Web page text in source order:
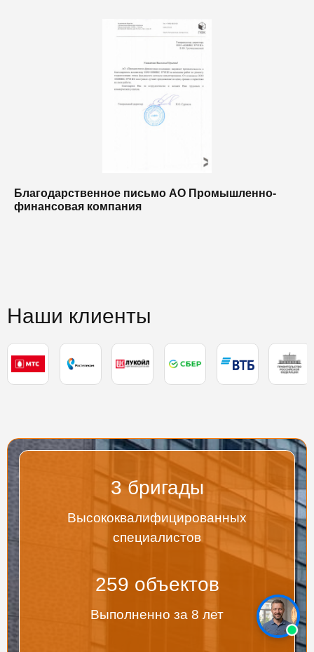
Благодарственное письмо АО Промышленно-
финансовая компания
Наши клиенты
3бригады
Высококвалифицированных
специалистов
267 объектов
Выполненно за 8 лет